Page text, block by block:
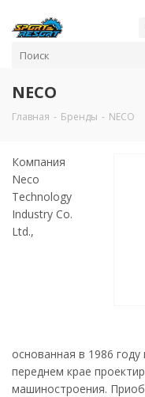
NECO
Главная - Бренды - NECO
Компания
Neco
Technology
Industry Co.
Ltd.,
основанная в 1986
переднем крае
машиностроения.